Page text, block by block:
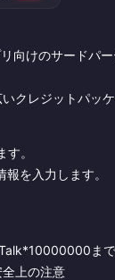
向けのサードパー
クレジットパッ
。
を入力します。
まで
上の注意